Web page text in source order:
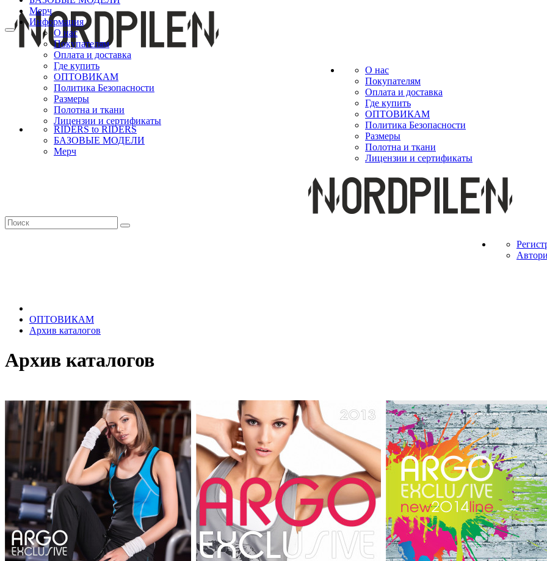
Мерч
Информация
О нас
Покупателям
Оплата и доставка
Где купить
ОПТОВИКАМ
Политика Безопасности
Размеры
Полотна и ткани
Лицензии и сертификаты
RIDERS to RIDERS
БАЗОВЫЕ МОДЕЛИ
Мерч
О нас
Покупателям
Оплата и доставка
Где купить
ОПТОВИКАМ
Политика Безопасности
Размеры
Полотна и ткани
Лицензии и сертификаты
ОПТОВИКАМ
Архив каталогов
Архив каталогов